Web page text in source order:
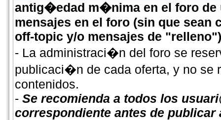
antig�edad m�nima en el foro
mensajes en el foro (sin que
off-topic y/o mensajes de
- La administraci�n del foro se
publicaci�n de cada oferta, y no
contenidos.
- Se recomienda a todos los
correspondiente antes de publicar